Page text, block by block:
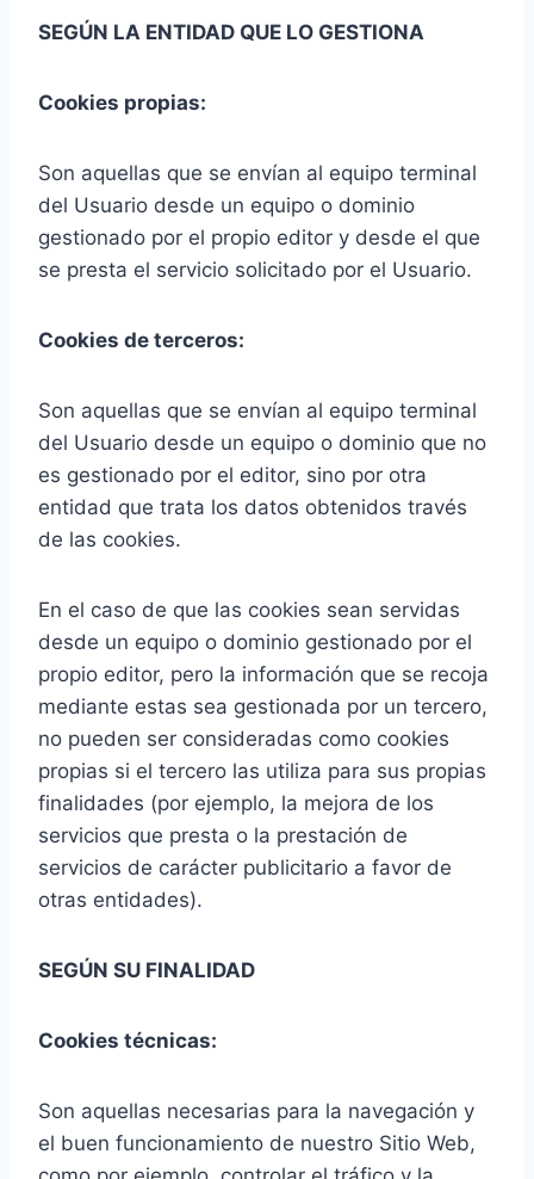
SEGÚN LA ENTIDAD QUE LO GESTIONA
Cookies propias:
Son aquellas que se envían al equipo terminal
del Usuario desde un equipo o dominio
gestionado por el propio editor y desde el que
se presta el servicio solicitado por el Usuario.
Cookies de terceros:
Son aquellas que se envían al equipo terminal
del Usuario desde un equipo o dominio que no
es gestionado por el editor, sino por otra
entidad que trata los datos obtenidos través
de las cookies.
En el caso de que las cookies sean servidas
desde un equipo o dominio gestionado por el
propio editor, pero la información que se recoja
mediante estas sea gestionada por un tercero,
no pueden ser consideradas como cookies
propias si el tercero las utiliza para sus propias
finalidades (por ejemplo, la mejora de los
servicios que presta o la prestación de
servicios de carácter publicitario a favor de
otras entidades).
SEGÚN SU FINALIDAD
Cookies técnicas:
Son aquellas necesarias para la navegación y
el buen funcionamiento de nuestro Sitio Web,